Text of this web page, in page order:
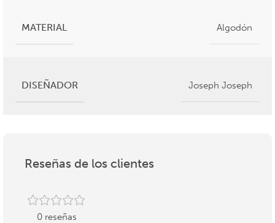
MATERIAL Algodón
DISEÑADOR Joseph Joseph
Reseñas de los clientes
0 reseñas